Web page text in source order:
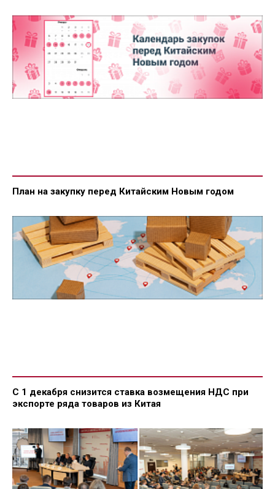
План на закупку перед Китайским Новым годом
С 1 декабря снизится ставка возмещения НДС при
экспорте ряда товаров из Китая